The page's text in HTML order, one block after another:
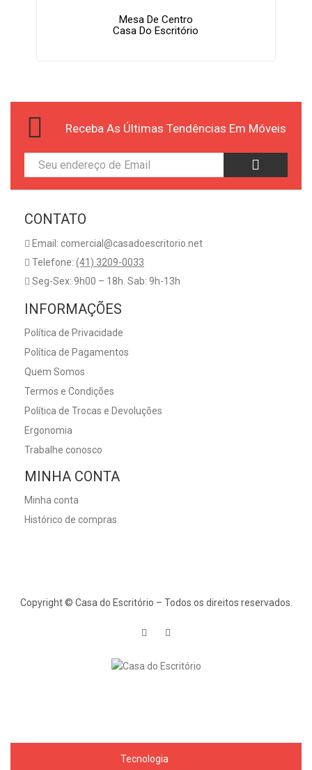
Mesa De Centro
Casa Do Escritório
Receba As Últimas Tendências Em Móveis
CONTATO
Email: comercial@casadoescritorio.net
Telefone: (41) 3209-0033
Seg-Sex: 9h00 – 18h. Sab: 9h-13h
INFORMAÇÕES
Política de Privacidade
Política de Pagamentos
Quem Somos
Termos e Condições
Política de Trocas e Devoluções
Ergonomia
Trabalhe conosco
MINHA CONTA
Minha conta
Histórico de compras
Copyright © Casa do Escritório – Todos os direitos reservados.
Tecnologia